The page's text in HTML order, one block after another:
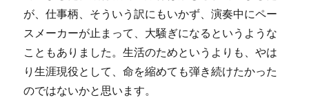
が、仕事柄、そういう訳にもいかず、演奏中にペー
スメーカーが止まって、大騒ぎになるというような
こともありました。生活のためというよりも、やは
り生涯現役として、命を縮めても弾き続けたかった
のではないかと思います。